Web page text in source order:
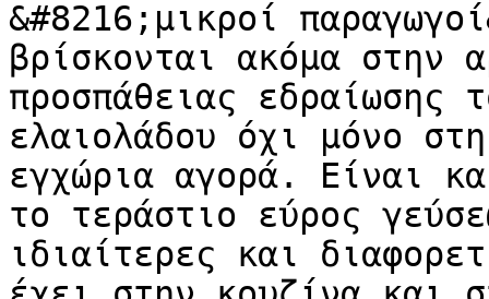
&#8216;μικροί
βρίσκονται ακόμα στην
προσπάθειας εδραίωσης
ελαιολάδου όχι μόνο
εγχώρια αγορά. Είναι
το τεράστιο εύρος
ιδιαίτερες και